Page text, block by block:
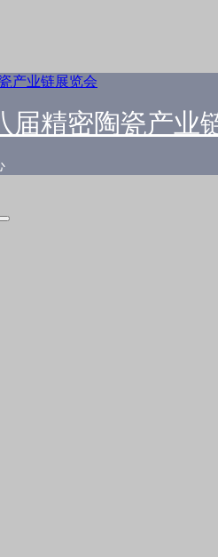
届精密陶瓷产业